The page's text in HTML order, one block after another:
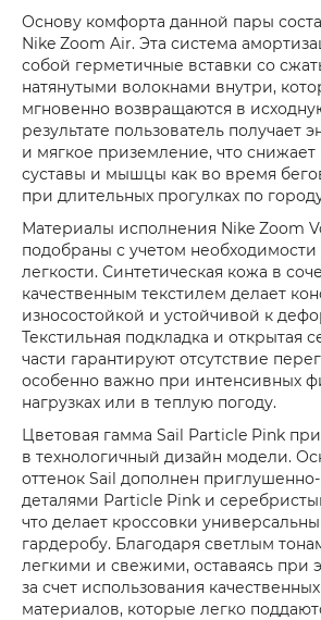
Основу комфорта данной пары
Nike Zoom Air. Эта система
собой герметичные вставки со
натянутыми волокнами внутри,
мгновенно возвращаются в
результате пользователь получает
и мягкое приземление, что снижает
суставы и мышцы как во время
при длительных прогулках по
Материалы исполнения Nike Zoom
подобраны с учетом необходимости
легкости. Синтетическая кожа в
качественным текстилем делает
износостойкой и устойчивой к
Текстильная подкладка и открытая
части гарантируют отсутствие
особенно важно при интенсивных
нагрузках или в теплую погоду.
Цветовая гамма Sail Particle Pink
в технологичный дизайн модели.
оттенок Sail дополнен
деталями Particle Pink и
что делает кроссовки
гардеробу. Благодаря светлым
легкими и свежими, оставаясь при
за счет использования
материалов, которые легко